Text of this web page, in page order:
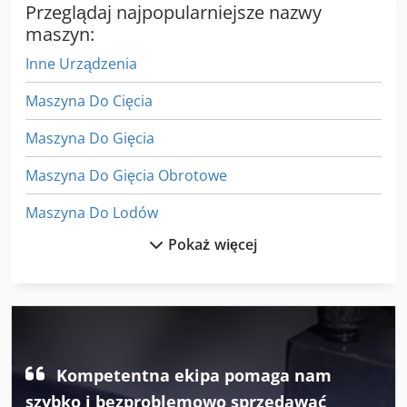
Przeglądaj najpopularniejsze nazwy
maszyn:
Inne Urządzenia
Maszyna Do Cięcia
Maszyna Do Gięcia
Maszyna Do Gięcia Obrotowe
Maszyna Do Lodów
Maszyna Do Mielenia
Maszyna Do Rozdrabniania
Maszyna Do Spawania
Pokaż więcej
Kompetentna ekipa pomaga nam
szybko i bezproblemowo sprzedawać